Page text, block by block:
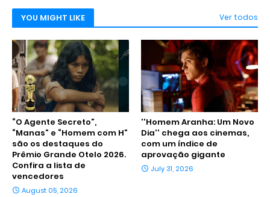
YOU MIGHT LIKE Ver todos
“O Agente Secreto”,
“Manas” e “Homem com H”
são os destaques do
Prêmio Grande Otelo 2026.
Confira a lista de
vencedores
August 05, 2026
''Homem Aranha: Um Novo
Dia'' chega aos cinemas,
com um índice de
aprovação gigante
July 31, 2026